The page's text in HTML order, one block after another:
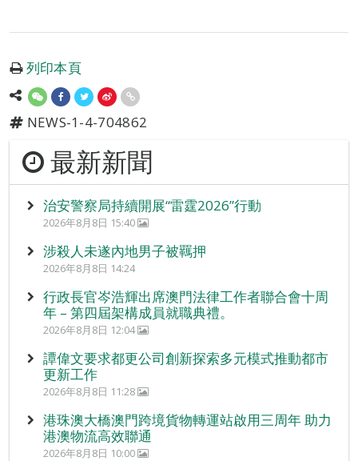
列印本頁
NEWS-1-4-704862
最新新聞
治安警察局持續開展“雷霆2026”行動
2026年8月8日 15:40
涉殺人未遂內地男子被羈押
2026年8月8日 14:24
行政長官岑浩輝出席澳門法律工作者聯合會十周
年 – 第四屆架構成員就職典禮。
2026年8月8日 12:04
譚偉文要求都更公司創新探索多元模式推動都市
更新工作
2026年8月8日 11:28
港珠澳大橋澳門跨境貨物轉運站啟用三周年 助力
港澳物流高效聯通
2026年8月8日 10:00